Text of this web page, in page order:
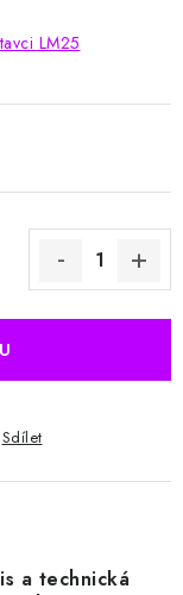
LM25
Sdílet
a technická